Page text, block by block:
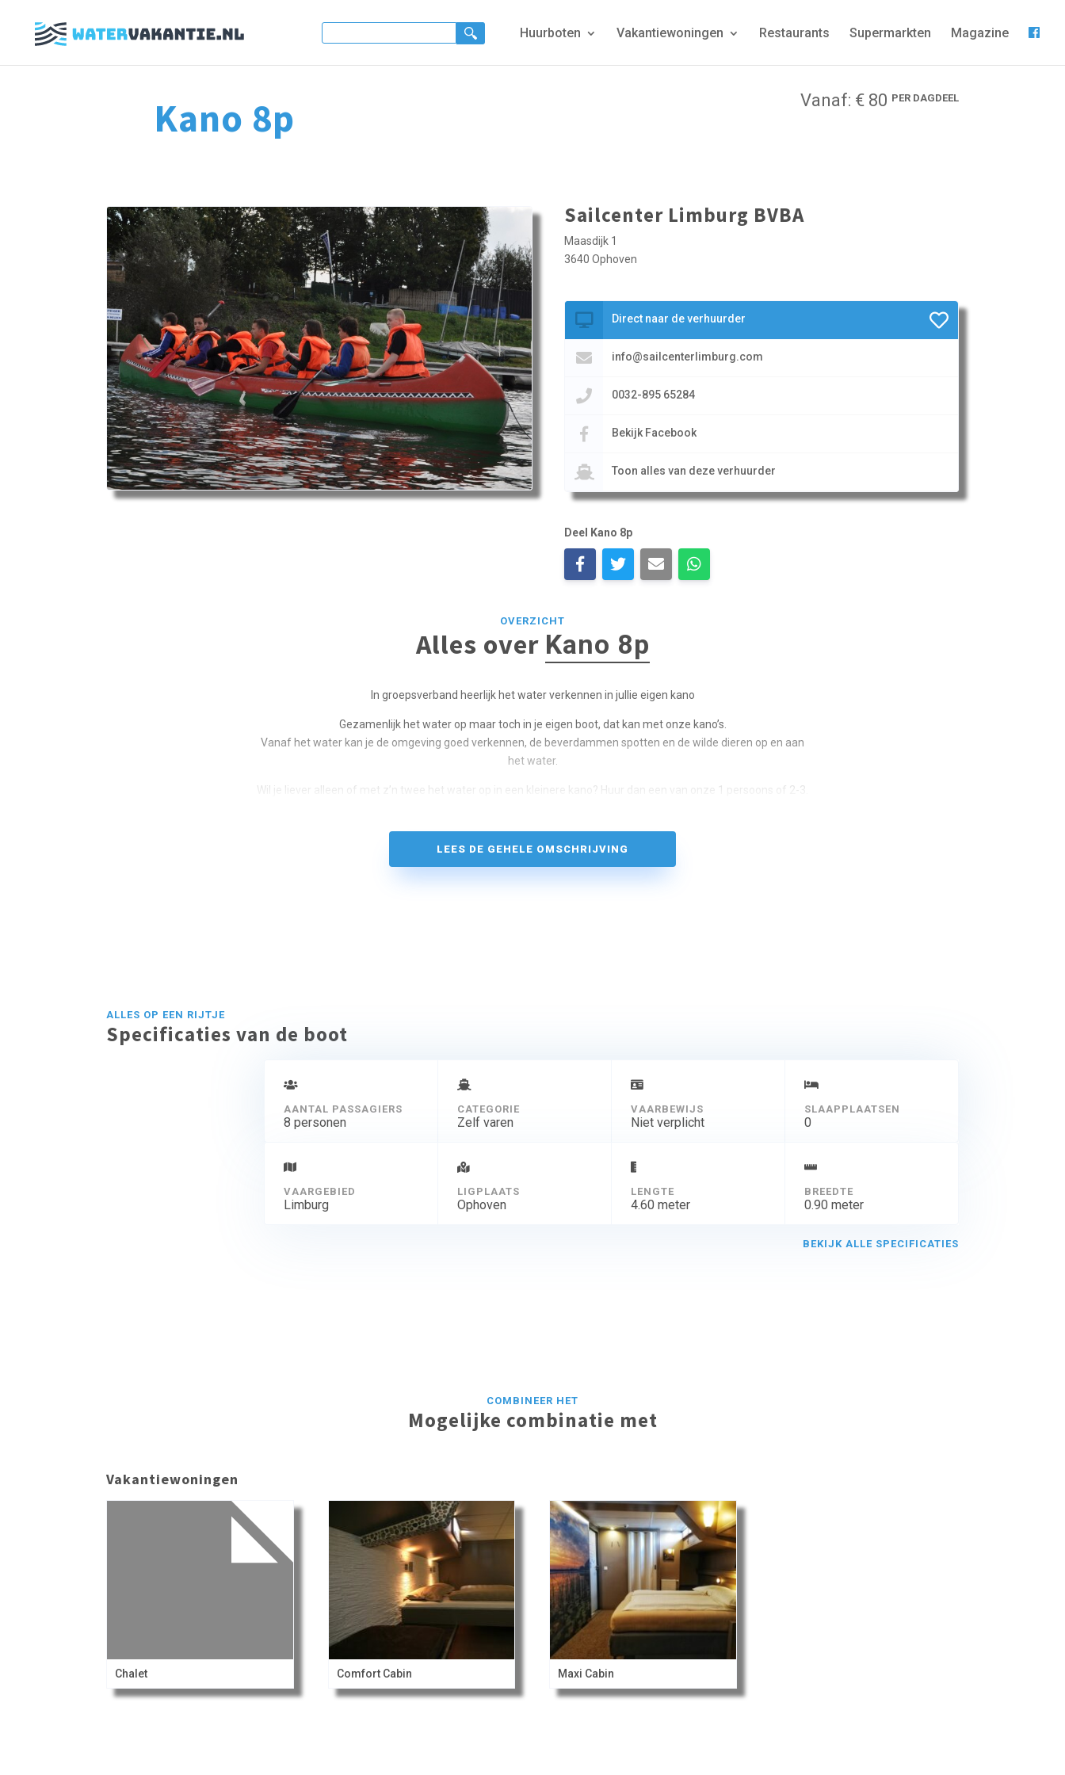
Huurboten Vakantiewoningen Restaurants Supermarkten Magazine
Kano 8p Vanaf: € 80 PER DAGDEEL
Sailcenter Limburg BVBA
Maasdijk 1
3640 Ophoven
Direct naar de verhuurder
info@sailcenterlimburg.com
0032-895 65284
Bekijk Facebook
Toon alles van deze verhuurder
Deel Kano 8p
OVERZICHT
Alles over Kano 8p
In groepsverband heerlijk het water verkennen in jullie eigen kano
Gezamenlijk het water op maar toch in je eigen boot, dat kan met onze kano’s.
Vanaf het water kan je de omgeving goed verkennen, de beverdammen spotten en de wilde dieren op en aan
het water.
Wil je liever alleen of met z’n twee het water op in een kleinere kano? Huur dan een van onze 1 persoons of 2-3.
LEES DE GEHELE OMSCHRIJVING
ALLES OP EEN RIJTJE
Specificaties van de boot
AANTAL PASSAGIERS
8 personen
CATEGORIE
Zelf varen
VAARBEWIJS
Niet verplicht
SLAAPPLAATSEN
0
VAARGEBIED
Limburg
LIGPLAATS
Ophoven
LENGTE
4.60 meter
BREEDTE
0.90 meter
BEKIJK ALLE SPECIFICATIES
COMBINEER HET
Mogelijke combinatie met
Vakantiewoningen
Chalet Comfort Cabin Maxi Cabin